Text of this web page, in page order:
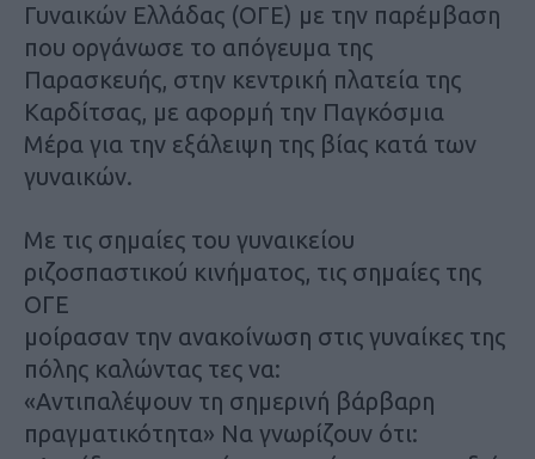
Γυναικών Ελλάδας (ΟΓΕ) με την παρέμβαση
που οργάνωσε το απόγευμα της
Παρασκευής, στην κεντρική πλατεία της
Καρδίτσας, με αφορμή την Παγκόσμια
Μέρα για την εξάλειψη της βίας κατά των
γυναικών.
Με τις σημαίες του γυναικείου
ριζοσπαστικού κινήματος, τις σημαίες της
ΟΓΕ
μοίρασαν την ανακοίνωση στις γυναίκες της
πόλης καλώντας τες να:
«Αντιπαλέψουν τη σημερινή βάρβαρη
πραγματικότητα» Να γνωρίζουν ότι: